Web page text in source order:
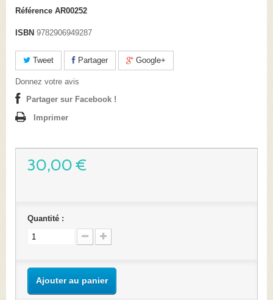
Référence AR00252
ISBN 9782906949287
Tweet Partager Google+
Donnez votre avis
Partager sur Facebook !
Imprimer
30,00 €
Quantité :
Ajouter au panier